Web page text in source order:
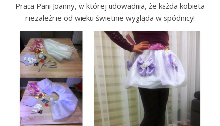
Praca Pani Joanny, w której udowadnia, że każda kobieta
niezależnie od wieku świetnie wygląda w spódnicy!